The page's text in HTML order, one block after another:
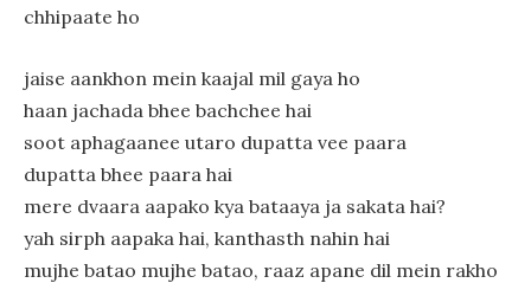
chhipaate ho
jaise aankhon mein kaajal mil gaya ho
haan jachada bhee bachchee hai
soot aphagaanee utaro dupatta vee paara
dupatta bhee paara hai
mere dvaara aapako kya bataaya ja sakata hai?
yah sirph aapaka hai, kanthasth nahin hai
mujhe batao mujhe batao, raaz apane dil mein rakho